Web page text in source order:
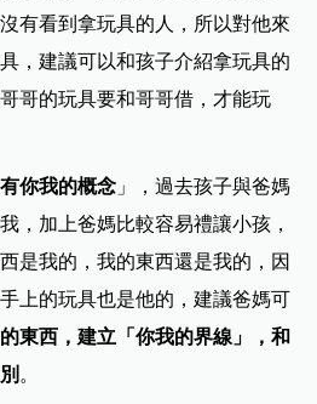
有看到拿玩具的人，所以對他來
，建議可以和孩子介紹拿玩具的
哥的玩具要和哥哥借，才能玩
你我的概念 」，過去孩子與爸媽
，加上爸媽比較容易禮讓小孩，
是我的，我的東西還是我的，因
上的玩具也是他的，建議爸媽可
東西，建立「你我的界線」，和
。